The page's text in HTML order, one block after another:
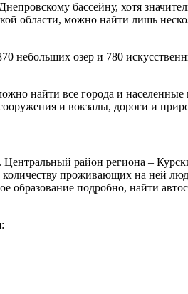
бассейну, хотя
области, можно найти лишь
небольших озер и 780
найти все города и
и вокзалы, дороги и
Центральный район региона –
проживающих на ней
образование подробно, найти